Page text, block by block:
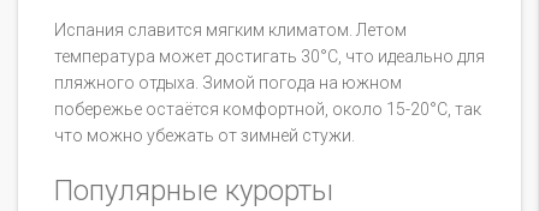
Испания славится мягким климатом. Летом
температура может достигать 30°C, что идеально для
пляжного отдыха. Зимой погода на южном
побережье остаётся комфортной, около 15-20°C, так
что можно убежать от зимней стужи.
Популярные курорты